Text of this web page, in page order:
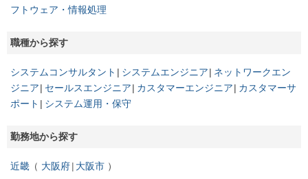
フトウェア・情報処理
職種から探す
システムコンサルタント システムエンジニア
ネットワークエン
ジニア
セールスエンジニア カスタマーエンジニア
カスタマーサ
ポート
システム運用・保守
勤務地から探す
近畿 大阪府 大阪市